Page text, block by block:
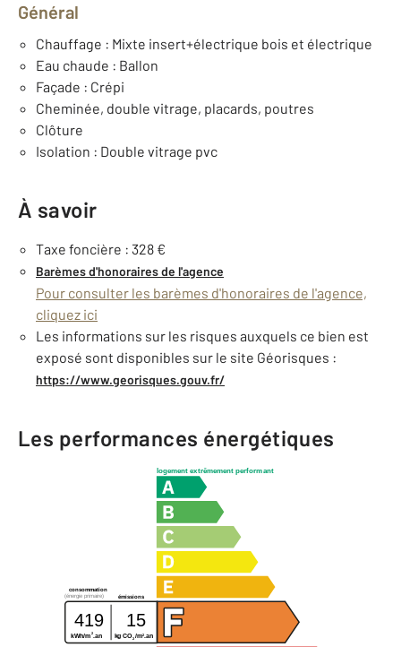
Général
Chauffage : Mixte insert+électrique bois et électrique
Eau chaude : Ballon
Façade : Crépi
Cheminée, double vitrage, placards, poutres
Clôture
Isolation : Double vitrage pvc
À savoir
Taxe foncière : 328 €
Barèmes d'honoraires de l'agence
Pour consulter les barèmes d'honoraires de l'agence,
cliquez ici
Les informations sur les risques auxquels ce bien est
exposé sont disponibles sur le site Géorisques :
https://www.georisques.gouv.fr/
Les performances énergétiques
logement extrêmement performant
consommation
émissions
(énergie primaire)
419 15
kWh/m 2 .an kg CO2/m2 .an